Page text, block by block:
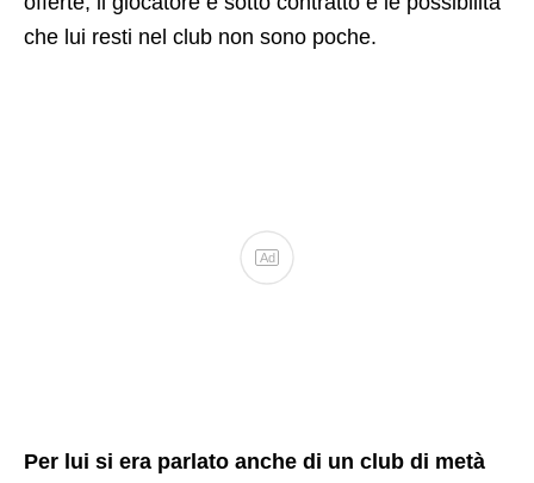
che lui resti nel club non sono poche.
Ad
Per lui si era parlato anche di un club di metà